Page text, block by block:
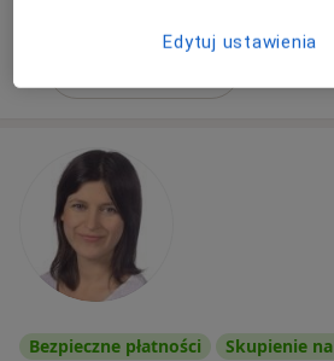
Bezpieczne płatności Skupienie
Edytuj ustawienia